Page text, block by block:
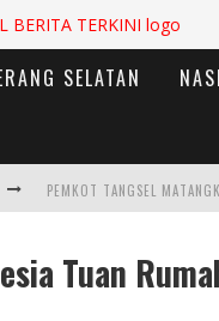
SELATAN
PEMKOT TANGSEL
Tuan